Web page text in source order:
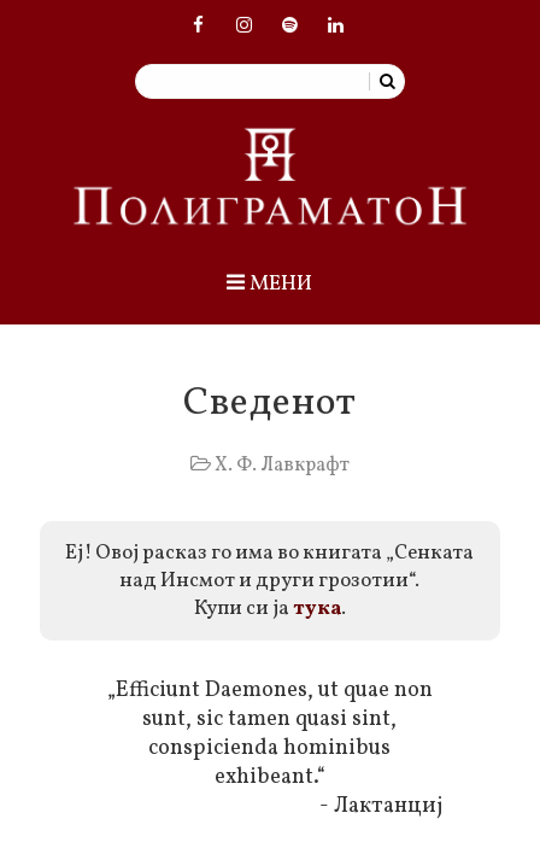
МЕНИ
Сведенот
Х. Ф. Лавкрафт
Еј! Овој расказ го има во книгата „Сенката
над Инсмот и други грозотии“.
Купи си јатука.
„Efficiunt Daemones, ut quae non
sunt, sic tamen quasi sint,
conspicienda hominibus
exhibeant.“
- Лактанциј